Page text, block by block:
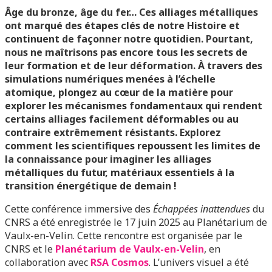
Âge du bronze, âge du fer… Ces alliages métalliques
ont marqué des étapes clés de notre Histoire et
continuent de façonner notre quotidien. Pourtant,
nous ne maîtrisons pas encore tous les secrets de
leur formation et de leur déformation. À travers des
simulations numériques menées à l’échelle
atomique, plongez au cœur de la matière pour
explorer les mécanismes fondamentaux qui rendent
certains alliages facilement déformables ou au
contraire extrêmement résistants. Explorez
comment les scientifiques repoussent les limites de
la connaissance pour imaginer les alliages
métalliques du futur, matériaux essentiels à la
transition énergétique de demain !
Cette conférence immersive des Échappées inattenduesdu
CNRS a été enregistrée le 17 juin 2025 au Planétarium de
Vaulx-en-Velin. Cette rencontre est organisée par le
CNRS et le Planétarium de Vaulx-en-Velin, en
collaboration avec RSA Cosmos. L’univers visuel a été